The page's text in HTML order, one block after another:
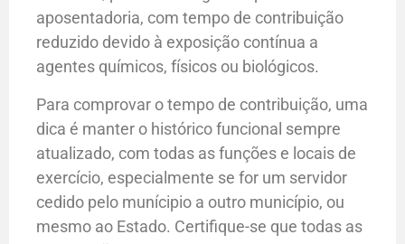
aposentadoria, com tempo de contribuição
reduzido devido à exposição contínua a
agentes químicos, físicos ou biológicos.
Para comprovar o tempo de contribuição, uma
dica é manter o histórico funcional sempre
atualizado, com todas as funções e locais de
exercício, especialmente se for um servidor
cedido pelo munícipio a outro município, ou
mesmo ao Estado. Certifique-se que todas as